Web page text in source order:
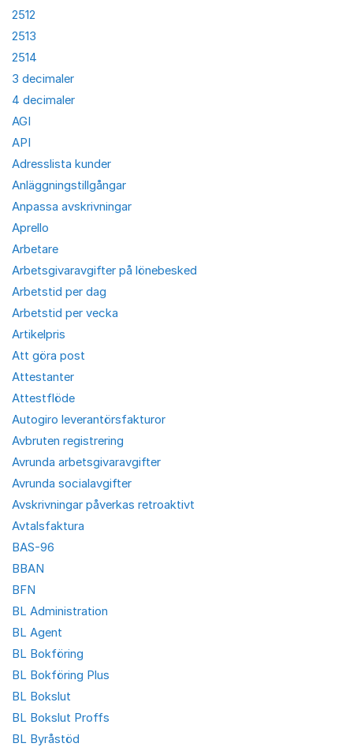
2512
2513
2514
3 decimaler
4 decimaler
AGI
API
Adresslista kunder
Anläggningstillgångar
Anpassa avskrivningar
Aprello
Arbetare
Arbetsgivaravgifter på lönebesked
Arbetstid per dag
Arbetstid per vecka
Artikelpris
Att göra post
Attestanter
Attestflöde
Autogiro leverantörsfakturor
Avbruten registrering
Avrunda arbetsgivaravgifter
Avrunda socialavgifter
Avskrivningar påverkas retroaktivt
Avtalsfaktura
BAS-96
BBAN
BFN
BL Administration
BL Agent
BL Bokföring
BL Bokföring Plus
BL Bokslut
BL Bokslut Proffs
BL Byråstöd